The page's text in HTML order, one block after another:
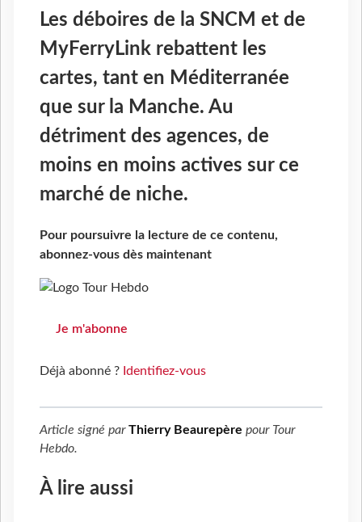
Les déboires de la SNCM et de
MyFerryLink rebattent les
cartes, tant en Méditerranée
que sur la Manche. Au
détriment des agences, de
moins en moins actives sur ce
marché de niche.
Pour poursuivre la lecture de ce contenu,
abonnez-vous dès maintenant
Je m'abonne
Déjà abonné ? Identifiez-vous
Article signé parThierry Beaurepère pour Tour
Hebdo.
À lire aussi